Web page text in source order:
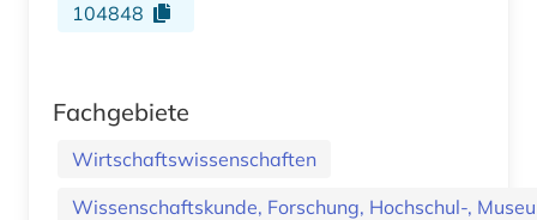
104848
Fachgebiete
Wirtschaftswissenschaften
Wissenschaftskunde, Forschung, Hochschul-,